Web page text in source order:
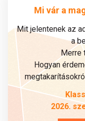
Mi vár a
Mit jelentenek az
a
Merre
Hogyan
2026.